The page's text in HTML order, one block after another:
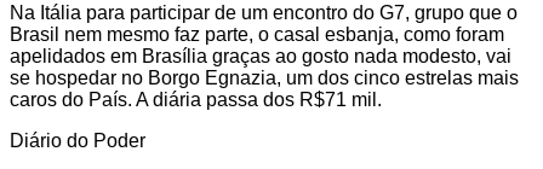
Na Itália para participar de um encontro do G7, grupo que o
Brasil nem mesmo faz parte, o casal esbanja, como foram
apelidados em Brasília graças ao gosto nada modesto, vai
se hospedar no Borgo Egnazia, um dos cinco estrelas mais
caros do País. A diária passa dos R$71 mil.
Diário do Poder